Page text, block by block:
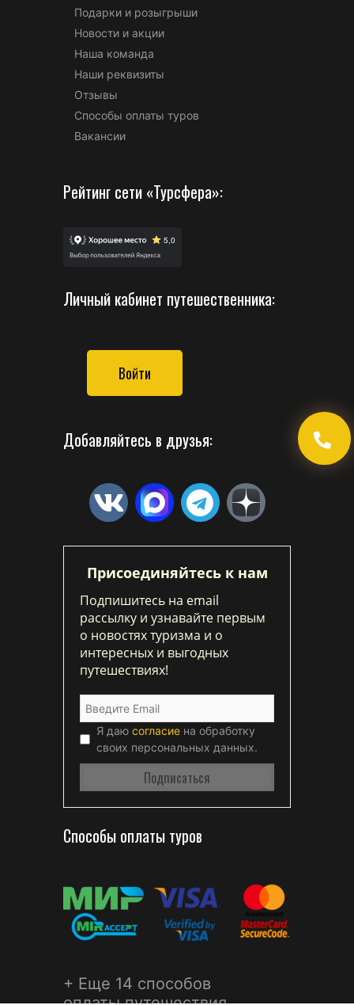
Подарки и розыгрыши
Новости и акции
Наша команда
Наши реквизиты
Отзывы
Способы оплаты туров
Вакансии
Рейтинг сети «Турсфера»:
Личный кабинет путешественника:
Войти
Добавляйтесь в друзья:
Присоединяйтесь к нам
Подпишитесь на email
рассылку и узнавайте первым
о новостях туризма и о
интересных и выгодных
путешествиях!
Я даю согласие на обработку
своих персональных данных.
Способы оплаты туров
+ Еще 14 способов